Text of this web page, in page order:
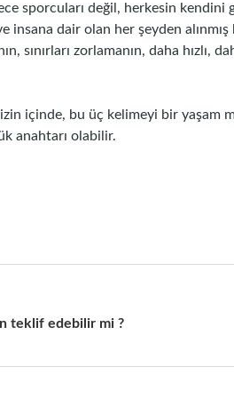
sporcuları değil, herkesin kendini
insana dair olan her şeyden alınmış
sınırları zorlamanın, daha hızlı,
içinde, bu üç kelimeyi bir yaşam
anahtarı olabilir.
teklif edebilir mi ?